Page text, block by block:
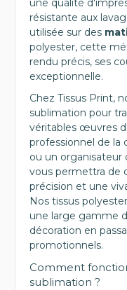
une qualité
résistante aux
utilisée sur des
polyester, cette
rendu précis, ses
exceptionnelle.
Chez Tissus Print,
sublimation pour
véritables œuvres
professionnel de la
ou un
vous permettra de
précision et une
Nos tissus
une large gamme
décoration en
promotionnels.
Comment
sublimation ?